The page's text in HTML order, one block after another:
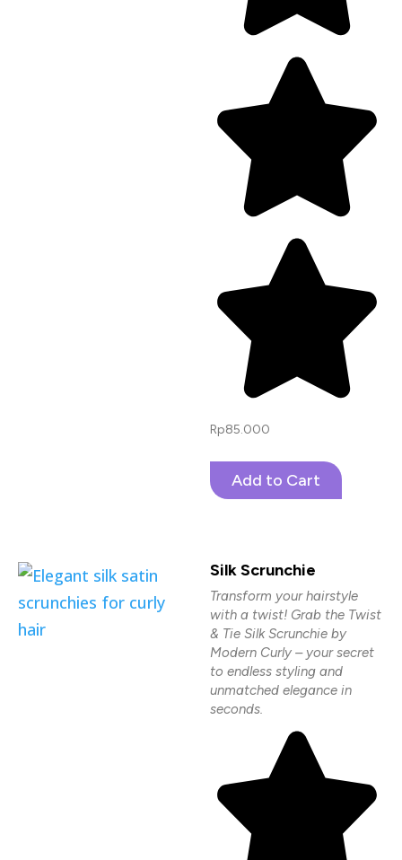
Rp85.000
Add to Cart
Silk Scrunchie
Transform your hairstyle
with a twist! Grab the Twist
& Tie Silk Scrunchie by
Modern Curly – your secret
to endless styling and
unmatched elegance in
seconds.